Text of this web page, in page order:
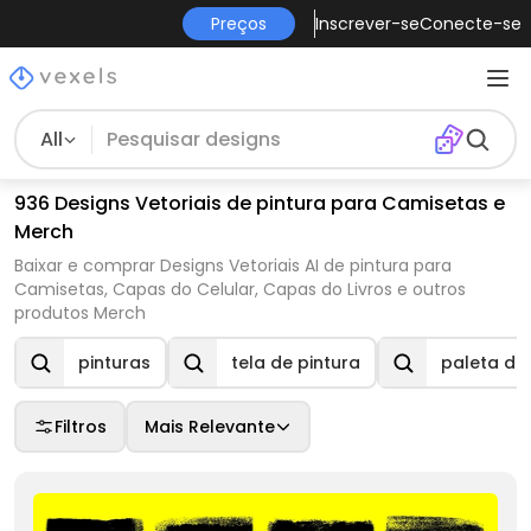
Preços Inscrever-seConecte-se
All
936 Designs Vetoriais de pintura para Camisetas e
Merch
Baixar e comprar Designs Vetoriais AI de pintura para
Camisetas, Capas do Celular, Capas do Livros e outros
produtos Merch
pinturas tela de pintura paleta
Filtros Mais Relevante